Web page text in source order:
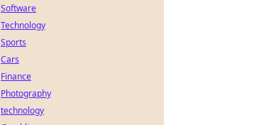
Software
Technology
Sports
Cars
Finance
Photography
technology